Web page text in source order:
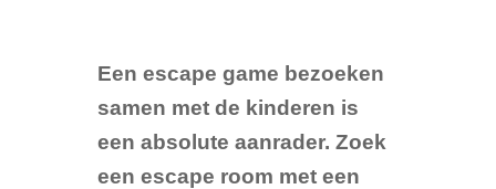
Een escape game bezoeken
samen met de kinderen is
een absolute aanrader. Zoek
een escape room met een